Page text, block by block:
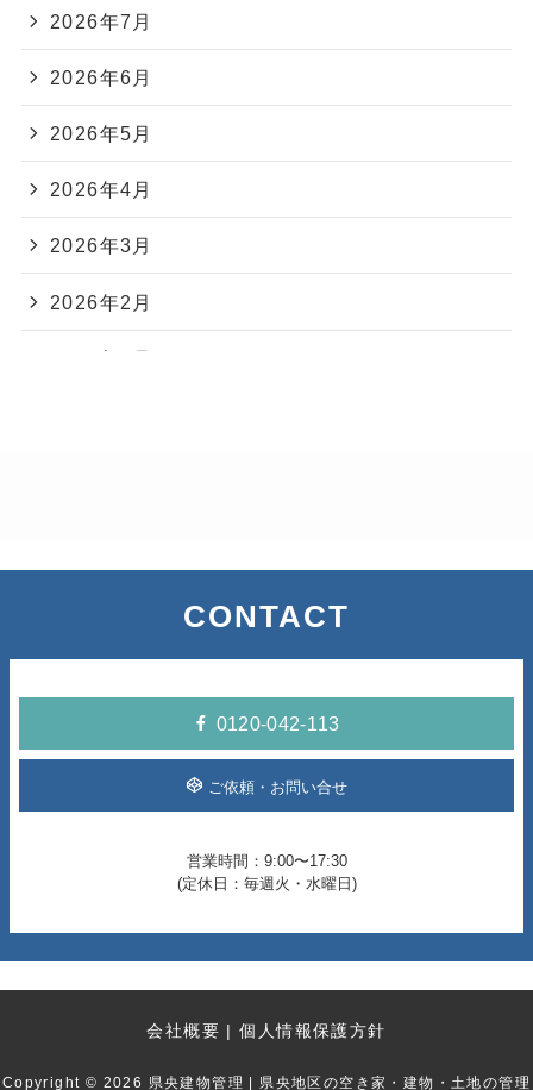
2026年7月
2026年6月
2026年5月
2026年4月
2026年3月
2026年2月
2026年1月
2025年7月
2025年6月
2025年5月
2025年1月
CONTACT
0120-042-113
ご依頼・お問い合せ
営業時間：9:00〜17:30
(定休日：毎週火・水曜日)
会社概要 個人情報保護方針
Copyright © 2026 県央建物管理 | 県央地区の空き家・建物・土地の管理